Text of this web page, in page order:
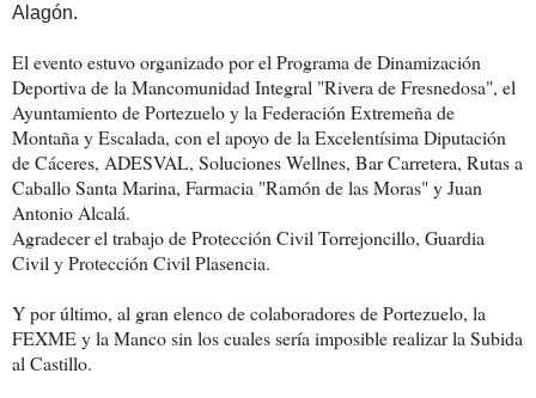
Alagón.
El evento estuvo organizado por el Programa de Dinamización
Deportiva de la Mancomunidad Integral "Rivera de Fresnedosa", el
Ayuntamiento de Portezuelo y la Federación Extremeña de
Montaña y Escalada, con el apoyo de la Excelentísima Diputación
de Cáceres, ADESVAL, Soluciones Wellnes, Bar Carretera, Rutas a
Caballo Santa Marina, Farmacia "Ramón de las Moras" y Juan
Antonio Alcalá.
Agradecer el trabajo de Protección Civil Torrejoncillo, Guardia
Civil y Protección Civil Plasencia.
Y por último, al gran elenco de colaboradores de Portezuelo, la
FEXME y la Manco sin los cuales sería imposible realizar la Subida
al Castillo.